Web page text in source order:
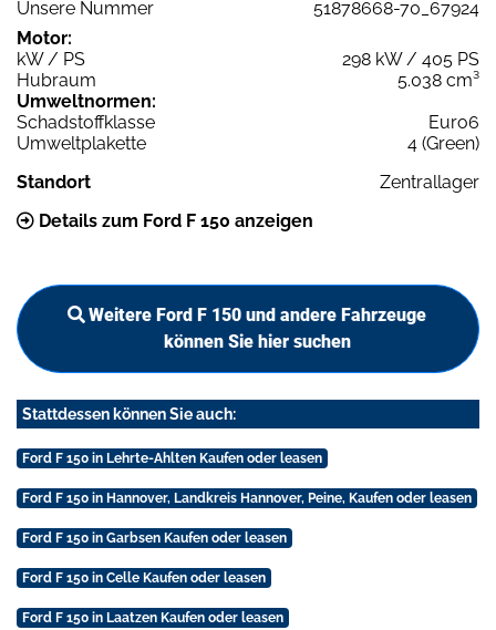
Unsere Nummer
51878668-70_67924
Motor:
kW / PS
298 kW / 405 PS
Hubraum
5.038 cm³
Umweltnormen:
Schadstoffklasse
Euro6
Umweltplakette
4 (Green)
Standort
Zentrallager
Details zum Ford F 150 anzeigen
Weitere Ford F 150 und andere Fahrzeuge
können Sie hier suchen
Stattdessen können Sie auch:
Ford F 150 in Lehrte-Ahlten Kaufen oder leasen
Ford F 150 in Hannover, Landkreis Hannover, Peine, Kaufen oder leasen
Ford F 150 in Garbsen Kaufen oder leasen
Ford F 150 in Celle Kaufen oder leasen
Ford F 150 in Laatzen Kaufen oder leasen